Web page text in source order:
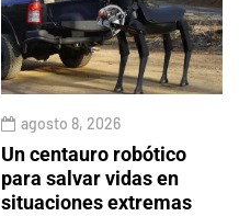
agosto 8, 2026
Un centauro robótico
para salvar vidas en
situaciones extremas